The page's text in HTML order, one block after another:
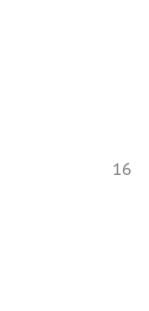
16